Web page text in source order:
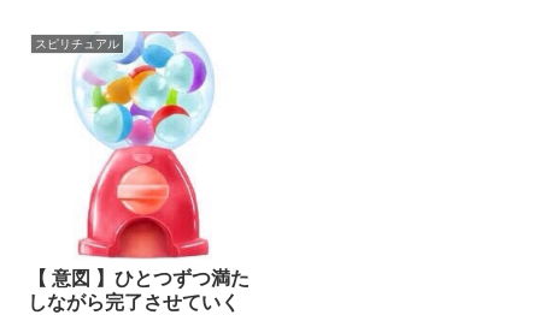
スピリチュアル
【 意図 】ひとつずつ満た
しながら完了させていく